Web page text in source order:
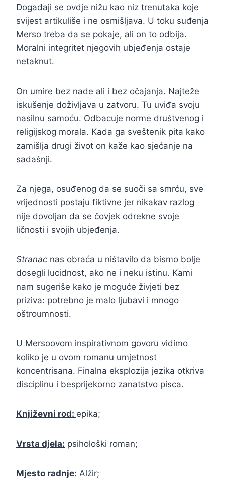
Događaji se ovdje nižu kao niz trenutaka koje
svijest artikuliše i ne osmišljava. U toku suđenja
Merso treba da se pokaje, ali on to odbija.
Moralni integritet njegovih ubjeđenja ostaje
netaknut.
On umire bez nade ali i bez očajanja. Najteže
iskušenje doživljava u zatvoru. Tu uviđa svoju
nasilnu samoću. Odbacuje norme društvenog i
religijskog morala. Kada ga sveštenik pita kako
zamišlja drugi život on kaže kao sjećanje na
sadašnji.
Za njega, osuđenog da se suoči sa smrću, sve
vrijednosti postaju fiktivne jer nikakav razlog
nije dovoljan da se čovjek odrekne svoje
ličnosti i svojih ubjeđenja.
Stranac nas obraća u ništavilo da bismo bolje
dosegli lucidnost, ako ne i neku istinu. Kami
nam sugeriše kako je moguće živjeti bez
priziva: potrebno je malo ljubavi i mnogo
oštroumnosti.
U Mersoovom inspirativnom govoru vidimo
koliko je u ovom romanu umjetnost
koncentrisana. Finalna eksplozija jezika otkriva
disciplinu i besprijekorno zanatstvo pisca.
Književni rod: epika;
Vrsta djela: psihološki roman;
Mjesto radnje: Alžir;